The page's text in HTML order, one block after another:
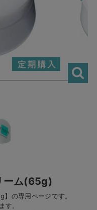
ーム(65g)
】の専用ページです。
す。